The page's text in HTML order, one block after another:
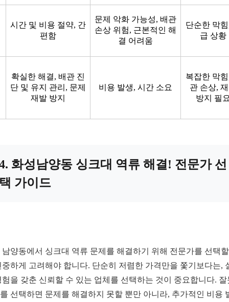
시간 및 비용 절약, 간
편함
문제 악화 가능성, 배관
손상 위험, 근본적인 해
결 어려움
단순한 막
급 상황
확실한 해결, 배관 진
단 및 유지 관리, 문제
재발 방지
비용 발생, 시간 소요
복잡한 막
관 손상,
방지 필
화성남양동 싱크대 역류 해결! 전문가 선
가이드
남양동에서 싱크대 역류 문제를 해결하기 위해 전문가를 선택
중하게 고려해야 합니다. 단순히 저렴한 가격만을 쫓기보다는,
험을 갖춘 신뢰할 수 있는 업체를 선택하는 것이 중요합니다. 잘
선택하면 문제를 해결하지 못할 뿐만 아니라, 추가적인 비용